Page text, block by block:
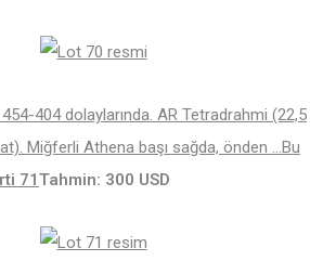
404 dolaylarında. AR Tetradrahmi (22,5
Miğferli Athena başı sağda, önden … Bu
71Tahmin: 300 USD